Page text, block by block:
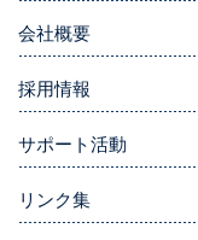
会社概要
採用情報
サポート活動
リンク集